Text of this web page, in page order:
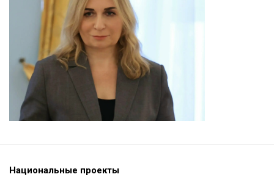
Национальные проекты